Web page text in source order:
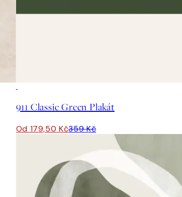
911 Classic Green Plakát
Od 179,50 Kč359 Kč